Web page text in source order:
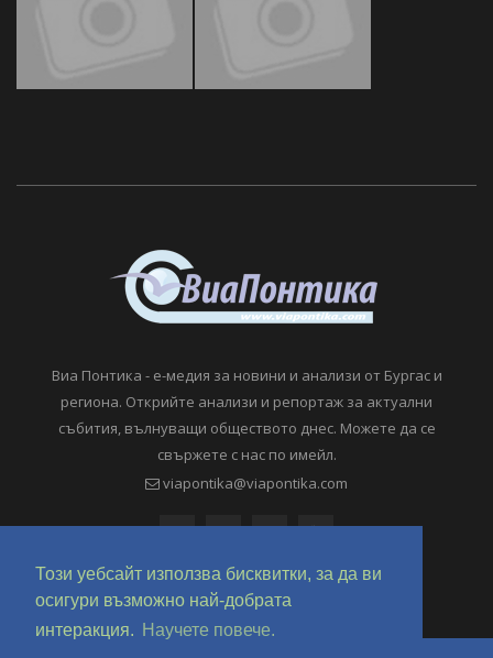
Този уебсайт използва бисквитки, за да ви
осигури възможно най-добрата
интеракция.
Научете повече.
Виа Понтика - е-медия за новини и анализи от Бургас и
региона. Открийте анализи и репортаж за актуални
събития, вълнуващи обществото днес. Можете да се
свържете с нас по имейл.
viapontika@viapontika.com